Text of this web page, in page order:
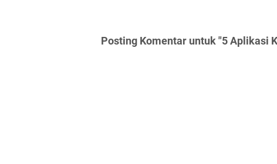
Posting Komentar untuk "5 Aplikasi